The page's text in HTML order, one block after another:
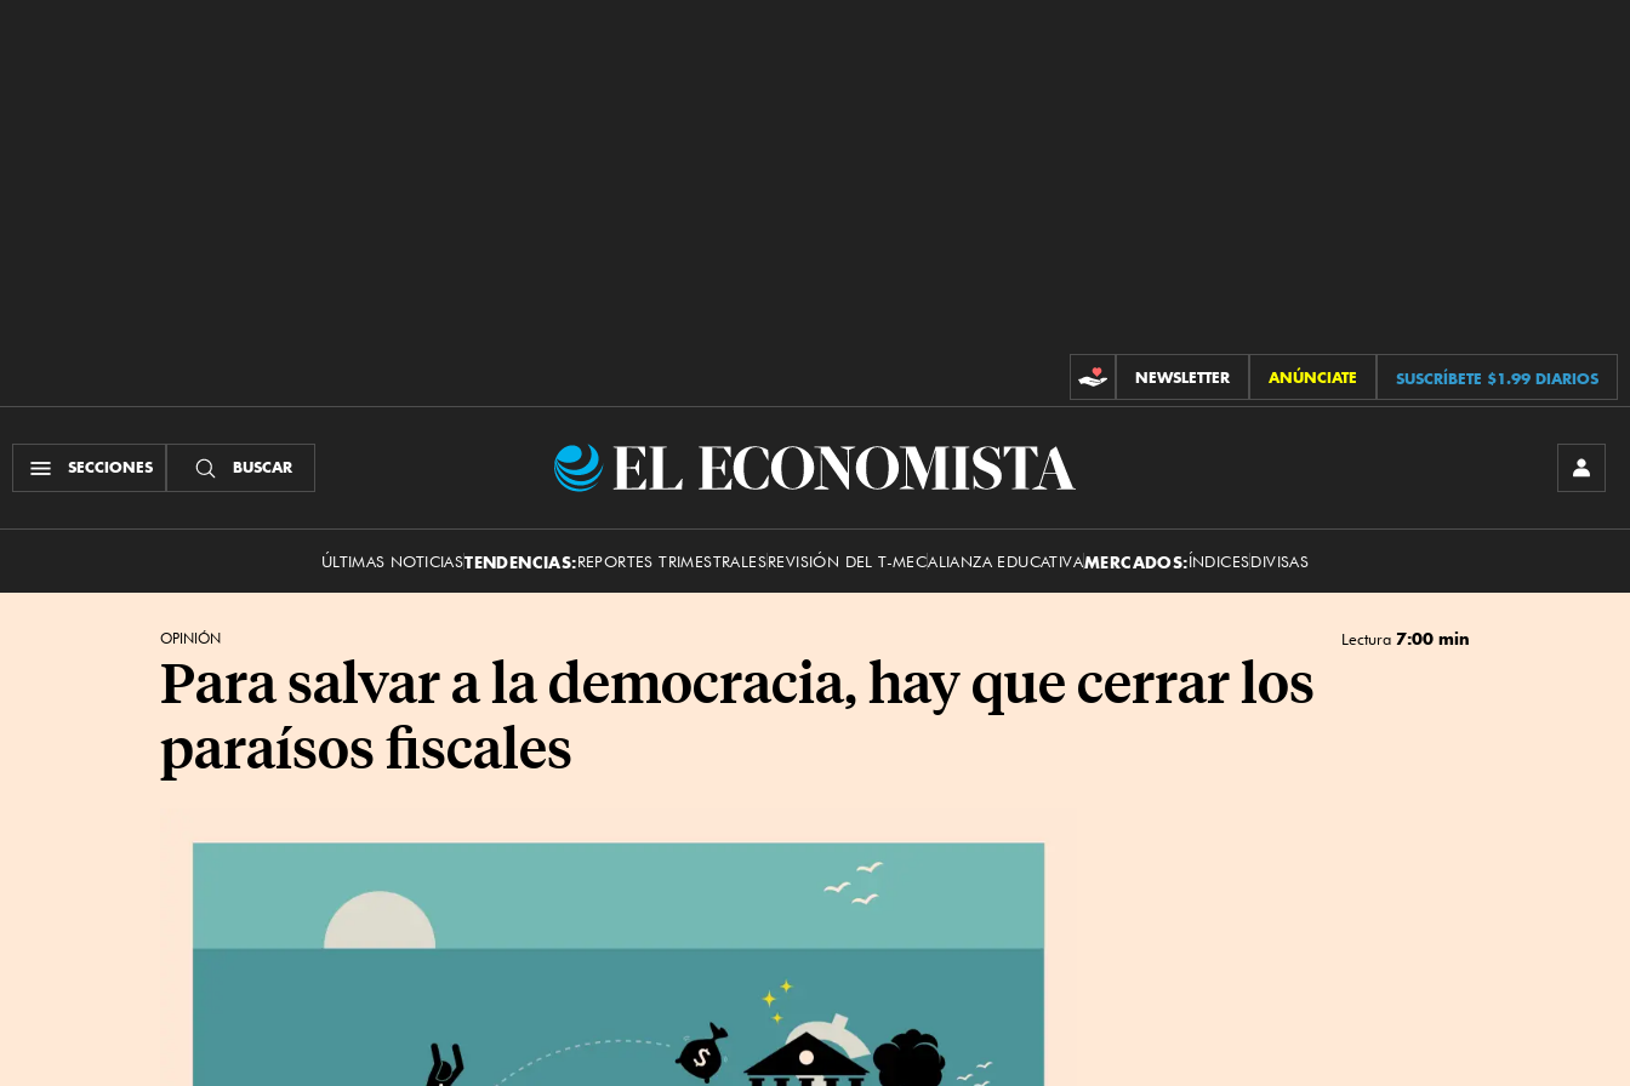
CONTRIBUCIONES
NEWSLETTER ANÚNCIATE SUSCRÍBETE $1.99 DIARIOS
SECCIONES BUSCAR
El
ÚLTIMAS NOTICIASTENDENCIAS:REPORTES TRIMESTRALESREVISIÓN DEL T-MECALIANZA EDUCATIVAMERCADOS:ÍNDICESDIVISAS
OPINIÓN Lectura 7:00 min
Para salvar a la democracia, hay que cerrar los
paraísos fiscales